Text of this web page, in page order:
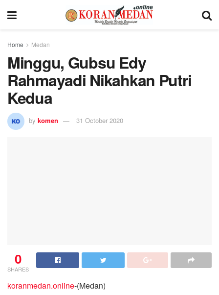
Home Medan
Minggu, Gubsu Edy
Rahmayadi Nikahkan Putri
Kedua
by komen 31 October 2020
0
SHARES
koranmedan.online-(Medan)